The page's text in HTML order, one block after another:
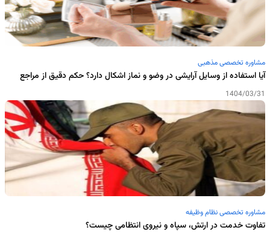
مشاوره تخصصی مذهبی
آیا استفاده از وسایل آرایشی در وضو و نماز اشکال دارد؟ حکم دقیق از مراجع
1404/03/31
مشاوره تخصصی نظام وظیفه
تفاوت خدمت در ارتش، سپاه و نیروی انتظامی چیست؟